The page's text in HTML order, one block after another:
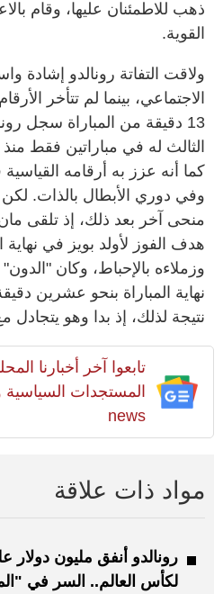
ذهب للاطمئنان عليها، وقام
القوية.
ولاقت التفاتة رونالدو إشادة
الاجتماعي، بينما لم تتأخر
13 دقيقة من المباراة سجل
الثالث له في مباراتين فقط منذ
كما أنه عزز به أرقامه
وفي دوري الأبطال بالذات. لكن
منحى آخر بعد ذلك، إذ تلقى مان
هدف الفوز لأولد بويز في نهاية
وزملاءه بالإحباط، وكان
نهاية المباراة بنحو عشرين
نتيجة لذلك، إذ بدا وهو يتجادل
تابعوا آخر أخبارنا
news
مواد ذات علاقة
لكأس العالم.. السر في